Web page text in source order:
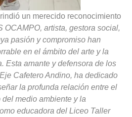
un merecido reconocimiento
OCAMPO, artista, gestora social,
pasión y compromiso han
en el ámbito del arte y la
Esta amante y defensora de los
Cafetero Andino, ha dedicado
la profunda relación entre el
medio ambiente y la
educadora del Liceo Taller